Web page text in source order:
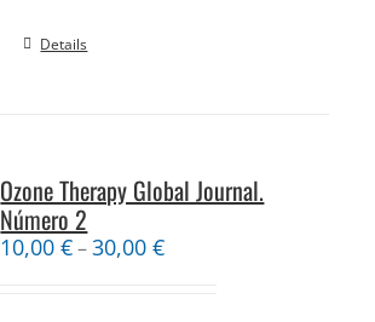
Details
Ozone Therapy Global Journal.
Número 2
10,00€–30,00€